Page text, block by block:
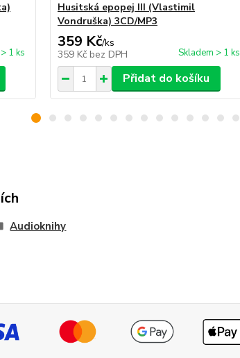
1 ks
Husitská epopej III (Vlastimil
Vondruška) 3CD/MP3
359 Kč/ks
359 Kč bez DPH Skladem > 1 ks
Přidat do košíku
Audioknihy